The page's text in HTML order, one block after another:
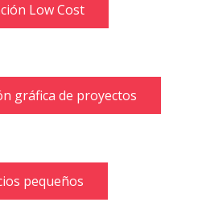
Low Cost
gráfica de proyectos
pequeños